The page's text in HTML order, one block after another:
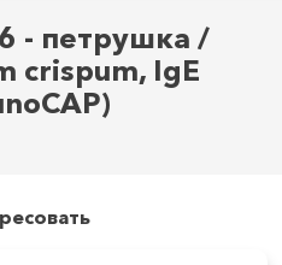
- петрушка /
crispum, IgE